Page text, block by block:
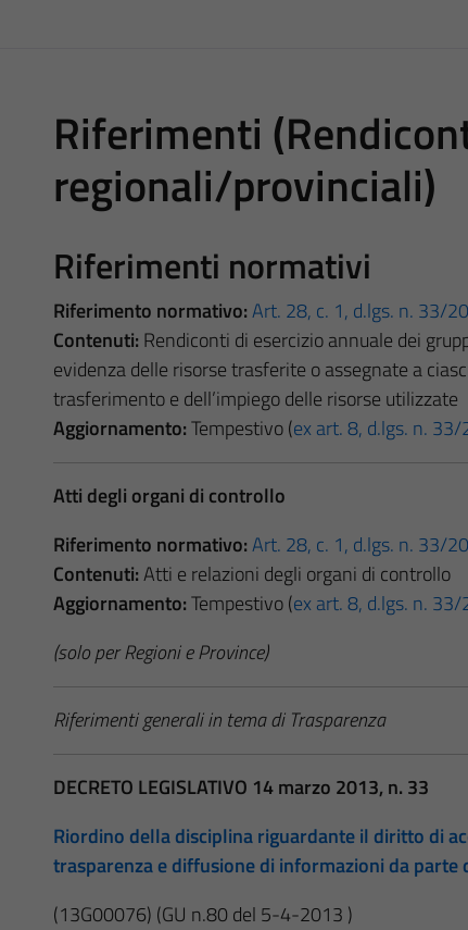
Riferimenti
regionali/provinciali)
Riferimenti normativi
Riferimento normativo:Art. 28, c. 1, d.lgs. n. 33/
Contenuti: Rendiconti di esercizio annuale dei
evidenza delle risorse trasferite o assegnate a
trasferimento e dell’impiego delle risorse utilizzate
Aggiornamento:Tempestivo (ex art. 8, d.lgs. n.
Atti degli organi di controllo
Riferimento normativo:Art. 28, c. 1, d.lgs. n. 33/
Contenuti:Atti e relazioni degli organi di controllo
Aggiornamento:Tempestivo (ex art. 8, d.lgs. n.
(solo per Regioni e Province)
Riferimenti generali in tema di Trasparenza
DECRETO LEGISLATIVO 14 marzo 2013, n. 33
Riordino della disciplina riguardante il diritto di
trasparenza e diffusione di informazioni da
(13G00076) (GU n.80 del 5-4-2013 )